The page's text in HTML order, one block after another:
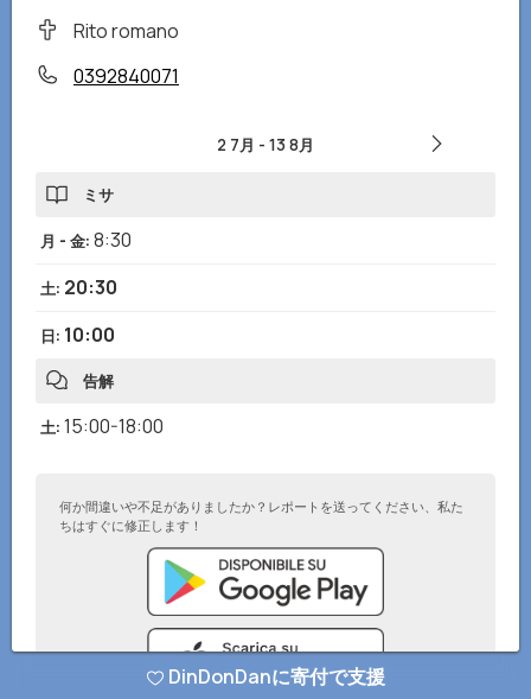
Rito romano
0392840071
2 7月 - 13 8月
ミサ
月 - 金: 8:30
土: 20:30
日: 10:00
告解
土: 15:00-18:00
何か間違いや不足がありましたか？レポートを送ってください、私た
ちはすぐに修正します！
DinDonDanに寄付で支援